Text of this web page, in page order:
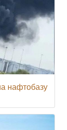
нафтобазу